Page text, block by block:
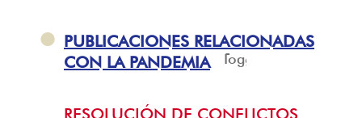
PUBLICACIONES RELACIONADAS
CON LA PANDEMIA
Toggle
RESOLUCIÓN DE CONFLICTOS